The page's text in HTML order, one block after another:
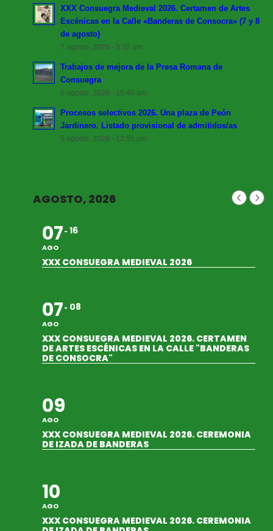
XXX Consuegra Medieval 2026. Certamen de Artes
Escénicas en la Calle «Banderas de Consocra» (7 y 8
de agosto)
7 agosto, 2026 - 9:32 am
Trabajos de mejora de la Presa Romana de
Consuegra
6 agosto, 2026 - 10:46 am
Procesos selectivos 2026. Una plaza de Peón
Jardinero. Listado provisional de admitidos/as
5 agosto, 2026 - 12:55 pm
AGOSTO, 2026
07
AGO
16
XXX CONSUEGRA MEDIEVAL 2026
07
AGO
08
XXX CONSUEGRA MEDIEVAL 2026. CERTAMEN
DE ARTES ESCÉNICAS EN LA CALLE "BANDERAS
DE CONSOCRA"
09
AGO
XXX CONSUEGRA MEDIEVAL 2026. CEREMONIA
DE IZADA DE BANDERAS
10
AGO
XXX CONSUEGRA MEDIEVAL 2026. CEREMONIA